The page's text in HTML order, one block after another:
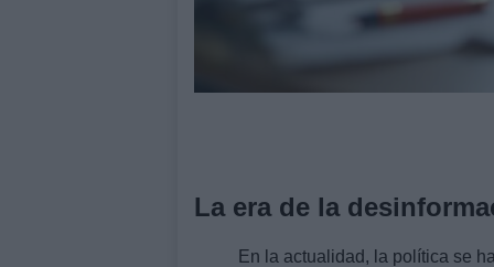
La era de la
En la actualidad, la política se